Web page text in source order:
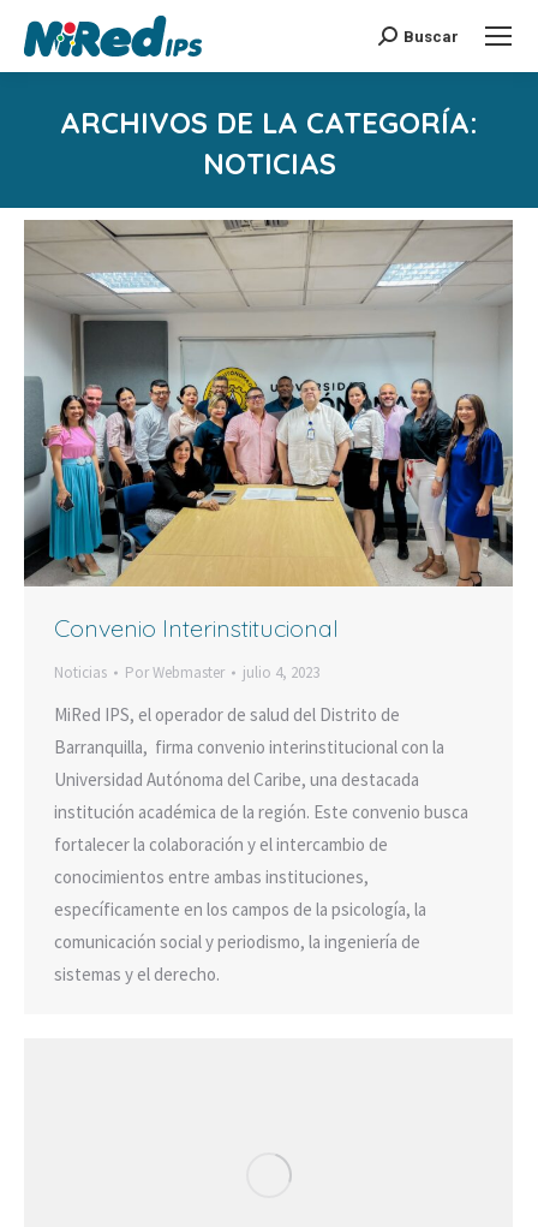
Buscar:Buscar
ARCHIVOS DE LA CATEGORÍA:
NOTICIAS
Convenio Interinstitucional
Noticias PorWebmaster julio 4, 2023
MiRed IPS, el operador de salud del Distrito de
Barranquilla, firma convenio interinstitucional con la
Universidad Autónoma del Caribe, una destacada
institución académica de la región. Este convenio busca
fortalecer la colaboración y el intercambio de
conocimientos entre ambas instituciones,
específicamente en los campos de la psicología, la
comunicación social y periodismo, la ingeniería de
sistemas y el derecho.